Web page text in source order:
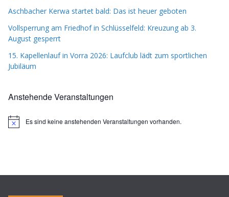
Aschbacher Kerwa startet bald: Das ist heuer geboten
Vollsperrung am Friedhof in Schlüsselfeld: Kreuzung ab 3.
August gesperrt
15. Kapellenlauf in Vorra 2026: Laufclub lädt zum sportlichen
Jubiläum
Anstehende Veranstaltungen
H
s
Es sind keine anstehenden Veranstaltungen vorhanden.